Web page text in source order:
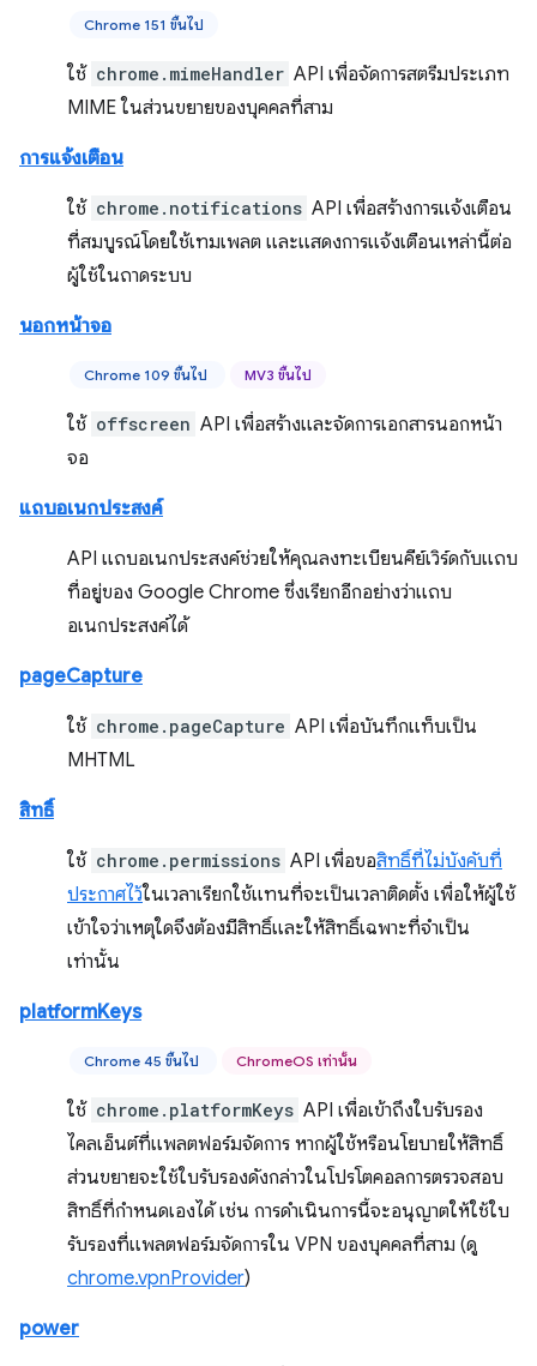
Chrome 151 ขึ้นไป
ใช้ chrome.mimeHandler API เพื่อจัดการสตรีมประเภท
MIME ในส่วนขยายของบุคคลที่สาม
การแจ้งเตือน
ใช้ chrome.notifications API เพื่อสร้างการแจ้งเตือน
ที่สมบูรณ์โดยใช้เทมเพลต และแสดงการแจ้งเตือนเหล่านี้ต่อ
ผู้ใช้ในถาดระบบ
นอกหน้าจอ
Chrome 109 ขึ้นไป MV3 ขึ้นไป
ใช้ offscreen API เพื่อสร้างและจัดการเอกสารนอกหน้า
จอ
แถบอเนกประสงค์
API แถบอเนกประสงค์ช่วยให้คุณลงทะเบียนคีย์เวิร์ดกับแถบ
ที่อยู่ของ Google Chrome ซึ่งเรียกอีกอย่างว่าแถบ
อเนกประสงค์ได้
pageCapture
ใช้ chrome.pageCapture API เพื่อบันทึกแท็บเป็น
MHTML
สิทธิ์
ใช้ chrome.permissions API เพื่อขอสิทธิ์ที่ไม่บังคับที่
ประกาศไว้ในเวลาเรียกใช้แทนที่จะเป็นเวลาติดตั้ง เพื่อให้ผู้ใช้
เข้าใจว่าเหตุใดจึงต้องมีสิทธิ์และให้สิทธิ์เฉพาะที่จำเป็น
เท่านั้น
platformKeys
Chrome 45 ขึ้นไป ChromeOS เท่านั้น
ใช้ chrome.platformKeys API เพื่อเข้าถึงใบรับรอง
ไคลเอ็นต์ที่แพลตฟอร์มจัดการ หากผู้ใช้หรือนโยบายให้สิทธิ์
ส่วนขยายจะใช้ใบรับรองดังกล่าวในโปรโตคอลการตรวจสอบ
สิทธิ์ที่กำหนดเองได้ เช่น การดำเนินการนี้จะอนุญาตให้ใช้ใบ
รับรองที่แพลตฟอร์มจัดการใน VPN ของบุคคลที่สาม (ดู
chrome.vpnProvider)
power